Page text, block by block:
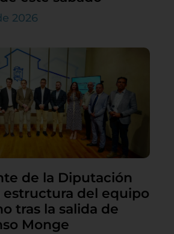
2026
de la Diputación
estructura del equipo
tras la salida de
Monge